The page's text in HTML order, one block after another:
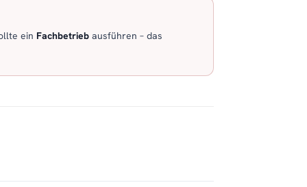
ein Fachbetrieb ausführen – das